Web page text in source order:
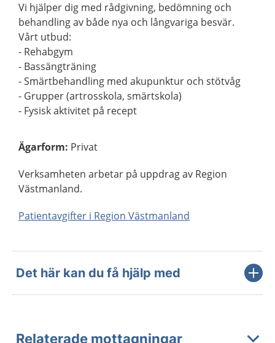
Vi hjälper dig med rådgivning, bedömning och
behandling av både nya och långvariga besvär.
Vårt utbud:
- Rehabgym
- Bassängträning
- Smärtbehandling med akupunktur och stötvåg
- Grupper (artrosskola, smärtskola)
- Fysisk aktivitet på recept
Ägarform: Privat
Verksamheten arbetar på uppdrag av Region
Västmanland.
Patientavgifter i Region Västmanland
Det här kan du få hjälp med
Relaterade mottagningar